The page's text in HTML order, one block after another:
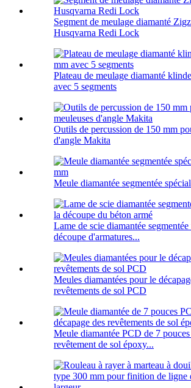
Segment de meulage diamanté
Husqvarna Redi Lock
Plateau de meulage diamanté
avec 5 segments
Outils de percussion de 150 mm
d'angle Makita
Meule diamantée segmentée
Lame de scie diamantée
découpe d'armatures...
Meules diamantées pour le
revêtements de sol PCD
Meule diamantée PCD de 7
revêtement de sol époxy...